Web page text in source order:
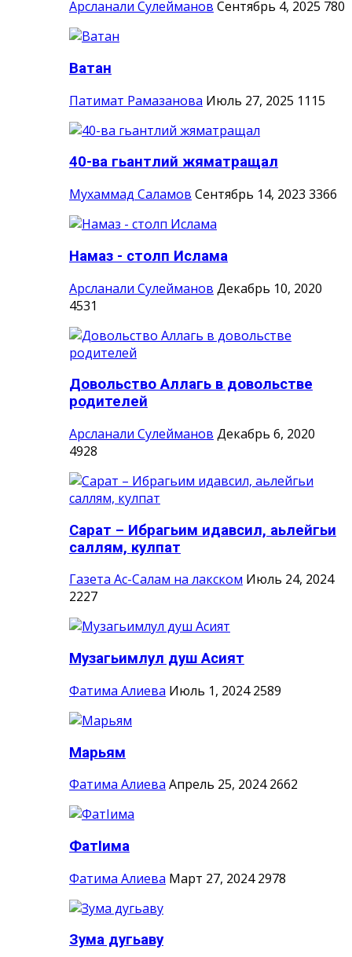
Арсланали Сулейманов Сентябрь 4, 2025 780
Ватан
Патимат Рамазанова Июль 27, 2025 1115
40-ва гьантлий жяматращал
Мухаммад Саламов Сентябрь 14, 2023 3366
Намаз - столп Ислама
Арсланали Сулейманов Декабрь 10, 2020
4531
Довольство Аллагь в довольстве
родителей
Арсланали Сулейманов Декабрь 6, 2020
4928
Сарат – Ибрагьим идавсил, аьлейгьи
саллям, кулпат
Газета Ас-Салам на лакском Июль 24, 2024
2227
Музагьимлул душ Асият
Фатима Алиева Июль 1, 2024 2589
Марьям
Фатима Алиева Апрель 25, 2024 2662
ФатIима
Фатима Алиева Март 27, 2024 2978
Зума дугьаву